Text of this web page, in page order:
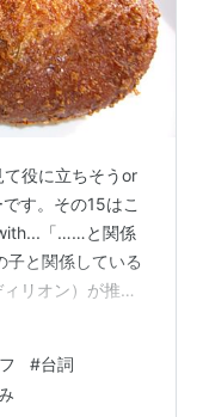
役に立ちそうor
す。その15はこ
「……と関係
子と関係している
リオン）が推測
に関係していれば
has something
くらい関係してい
#台詞